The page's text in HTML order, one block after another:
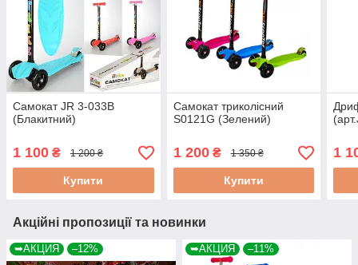
Самокат JR 3-033B
(Блакитний)
1 100 ₴ 1 200 ₴
Купити
Самокат триколісний
S0121G (Зелений)
1 200₴ 1 350 ₴
Купити
1
Акційні пропозиції та новинки
➥АКЦИЯ –12% ➥АКЦИЯ –11%